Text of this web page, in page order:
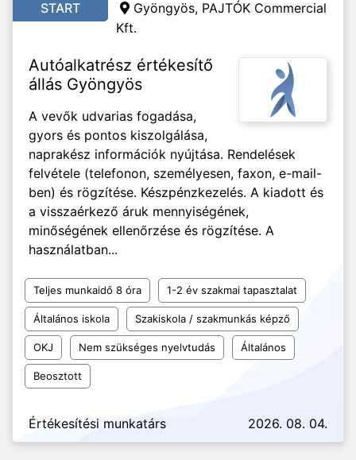
START
Gyöngyös, PAJTÓK Commercial
Kft.
Autóalkatrész értékesítő
állás Gyöngyös
A vevők udvarias fogadása,
gyors és pontos kiszolgálása,
naprakész információk nyújtása. Rendelések
felvétele (telefonon, személyesen, faxon, e-mail-
ben) és rögzítése. Készpénzkezelés. A kiadott és
a visszaérkező áruk mennyiségének,
minőségének ellenőrzése és rögzítése. A
használatban...
Teljes munkaidő 8 óra 1-2 év szakmai tapasztalat
Általános iskola Szakiskola / szakmunkás képző
OKJ Nem szükséges nyelvtudás Általános
Beosztott
Értékesítési munkatárs 2026. 08. 04.